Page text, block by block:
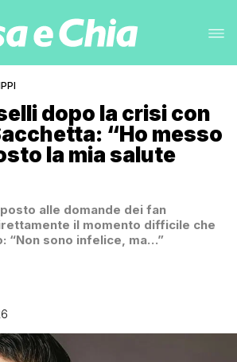
dopo la crisi con
“Ho messo
la mia salute
alle domande dei fan
il momento difficile che
“Non sono infelice, ma…”